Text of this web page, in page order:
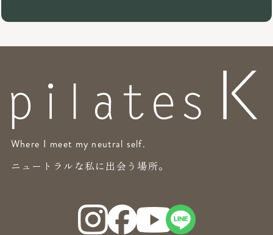
Where I meet my neutral self.
ニュートラルな私に出会う場所。